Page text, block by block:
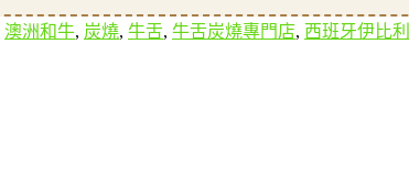
澳洲和牛, 炭燒, 牛舌, 牛舌炭燒專門店, 西班牙伊比